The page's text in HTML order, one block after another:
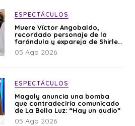
ESPECTÁCULOS
Muere Víctor Angobaldo,
recordado personaje de la
farándula y expareja de Shirley
Cherres
05 Ago 2026
ESPECTÁCULOS
Magaly anuncia una bomba
que contradeciría comunicado
de La Bella Luz: “Hay un audio”
05 Ago 2026